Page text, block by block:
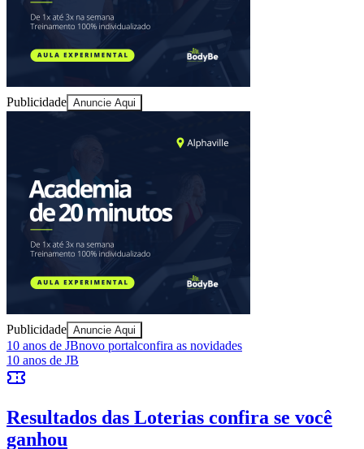
Fortaleza
Publicidade Anuncie Aqui
Publicidade Anuncie Aqui
10 anos de JBnovo portalconfira as novidades
10 anos de JB
Resultados das Loterias confira se você
ganhou